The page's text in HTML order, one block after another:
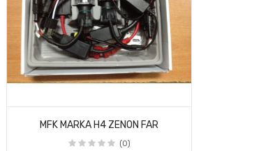
MFK MARKA H4 ZENON FAR
(0)